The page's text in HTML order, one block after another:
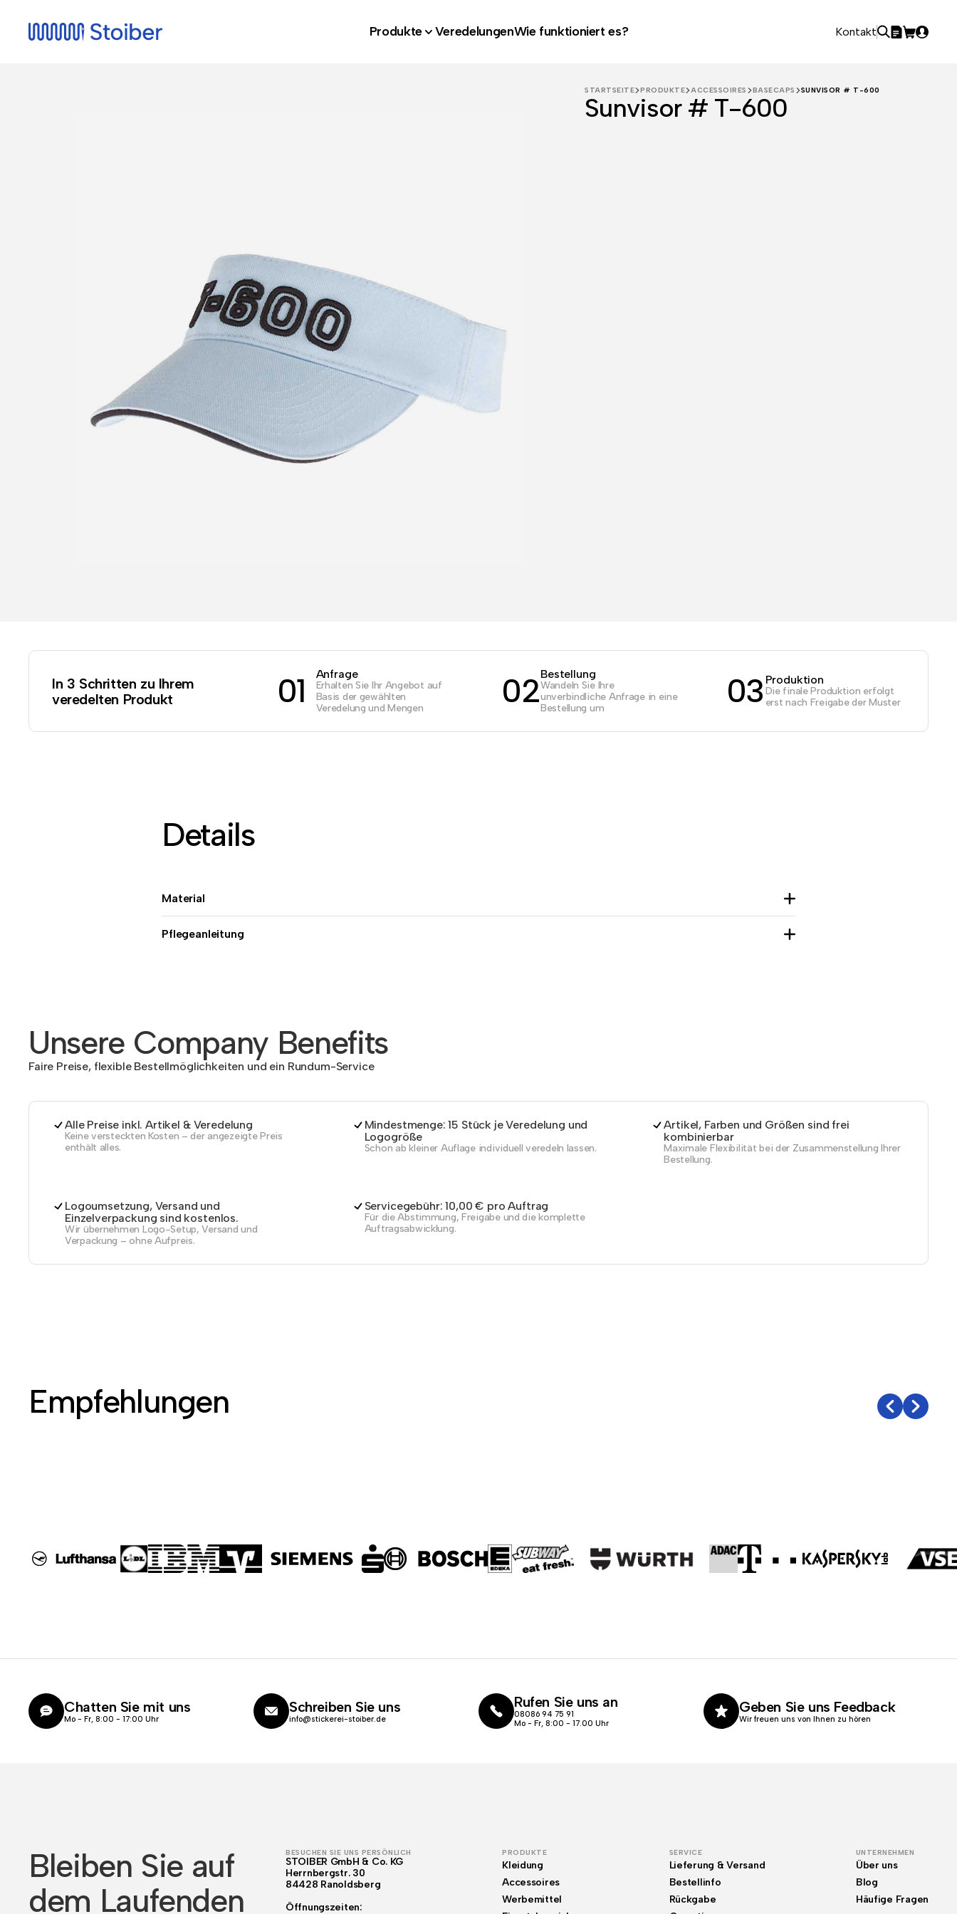
Produkte VeredelungenWie funktioniert es? Kontakt
STARTSEITE PRODUKTE ACCESSOIRES BASECAPS SUNVISOR # T-600
Sunvisor # T-600
In 3 Schritten zu Ihrem
veredelten Produkt
01 Anfrage
Erhalten Sie Ihr Angebot auf
Basis der gewählten
Veredelung und Mengen
02Bestellung
Wandeln Sie Ihre
unverbindliche Anfrage in eine
Bestellung um
03 Produktion
Die finale Produktion erfolgt
erst nach Freigabe der Muster
Details
Material
Pflegeanleitung
Unsere Company Benefits
Faire Preise, flexible Bestellmöglichkeiten und ein Rundum-Service
Alle Preise inkl. Artikel & Veredelung
Keine versteckten Kosten – der angezeigte Preis
enthält alles.
Mindestmenge: 15 Stück je Veredelung und
Logogröße
Schon ab kleiner Auflage individuell veredeln lassen.
Artikel, Farben und Größen sind frei
kombinierbar
Maximale Flexibilität bei der Zusammenstellung Ihrer
Bestellung.
Logoumsetzung, Versand und
Einzelverpackung sind kostenlos.
Wir übernehmen Logo-Setup, Versand und
Verpackung – ohne Aufpreis.
Servicegebühr: 10,00 € pro Auftrag
Für die Abstimmung, Freigabe und die komplette
Auftragsabwicklung.
Empfehlungen
Chatten Sie mit uns
Mo - Fr, 8:00 - 17:00 Uhr
Schreiben Sie uns
info@stickerei-stoiber.de
Rufen Sie uns an
08086 94 75 91
Mo - Fr, 8:00 - 17.00 Uhr
Geben Sie uns Feedback
Wir freuen uns von Ihnen zu hören
Bleiben Sie auf
dem Laufenden
BESUCHEN SIE UNS PERSÖNLICH
STOIBER GmbH & Co. KG
Herrnbergstr. 30
84428 Ranoldsberg
Öffnungszeiten:
PRODUKTE
Kleidung
Accessoires
Werbemittel
SERVICE
Lieferung & Versand
Bestellinfo
Rückgabe
UNTERNEHMEN
Über uns
Blog
Häufige Fragen